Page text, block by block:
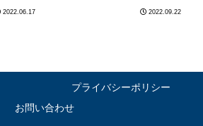
ラカン
2022.06.17
ンドにおける基準燃料とする考え
2022.09.22
プライバシーポリシー
お問い合わせ